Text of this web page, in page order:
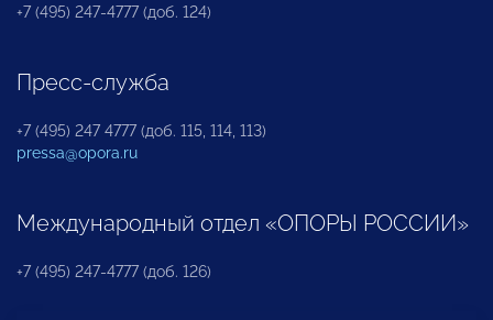
+7 (495) 247-4777 (доб. 124)
Пресс-служба
+7 (495) 247 4777 (доб. 115, 114, 113)
pressa@opora.ru
Международный отдел «ОПОРЫ РОССИИ»
+7 (495) 247-4777 (доб. 126)